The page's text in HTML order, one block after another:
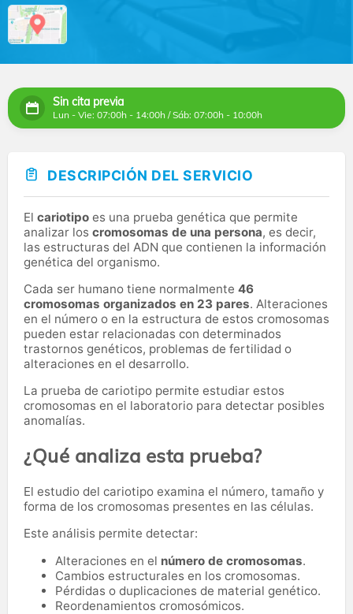
Sin cita previa
Lun - Vie: 07:00h - 14:00h / Sáb: 07:00h - 10:00h
DESCRIPCIÓN DEL SERVICIO
El cariotipo es una prueba genética que permite
analizar los cromosomas de una persona, es decir,
las estructuras del ADN que contienen la información
genética del organismo.
Cada ser humano tiene normalmente 46
cromosomas organizados en 23 pares. Alteraciones
en el número o en la estructura de estos cromosomas
pueden estar relacionadas con determinados
trastornos genéticos, problemas de fertilidad o
alteraciones en el desarrollo.
La prueba de cariotipo permite estudiar estos
cromosomas en el laboratorio para detectar posibles
anomalías.
¿Qué analiza esta prueba?
El estudio del cariotipo examina el número, tamaño y
forma de los cromosomas presentes en las células.
Este análisis permite detectar:
Alteraciones en el número de cromosomas.
Cambios estructurales en los cromosomas.
Pérdidas o duplicaciones de material genético.
Reordenamientos cromosómicos.